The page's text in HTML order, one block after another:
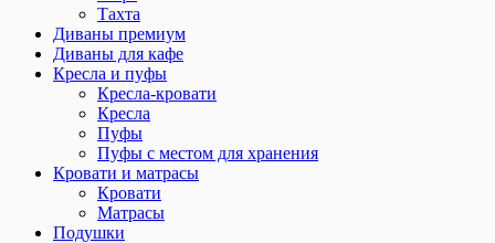
Тахта
Диваны премиум
Диваны для кафе
Кресла и пуфы
Кресла-кровати
Кресла
Пуфы
Пуфы с местом для хранения
Кровати и матрасы
Кровати
Матрасы
Подушки